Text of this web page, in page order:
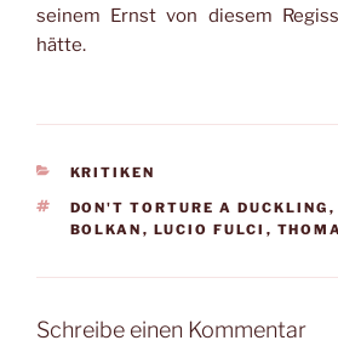
seinem Ernst von diesem
hätte.
KATEGORIEN
KRITIKEN
SCHLAGWÖRTER
DON'T TORTURE A DUCKLING ,
BOLKAN , LUCIO FULCI ,
Schreibe einen Kommentar